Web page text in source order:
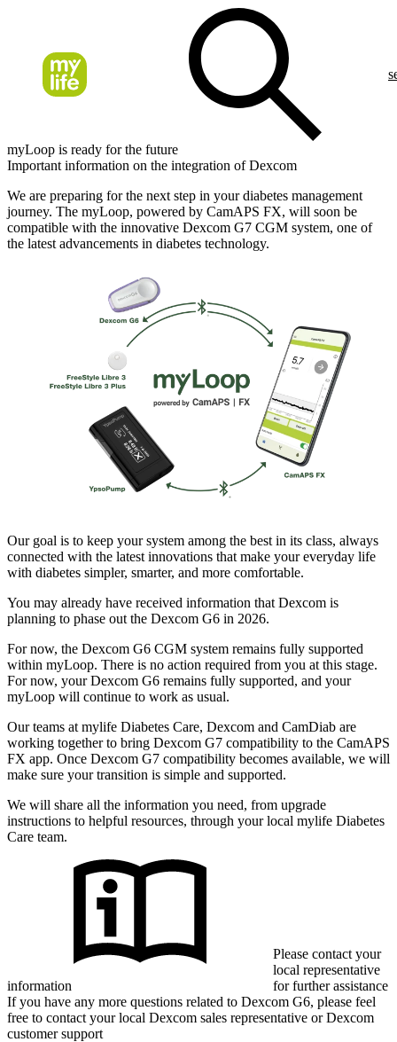
myLoop is ready for the future
Important information on the integration of Dexcom
We are preparing for the next step in your diabetes management
journey. The myLoop, powered by CamAPS FX, will soon be
compatible with the innovative Dexcom G7 CGM system, one of
the latest advancements in diabetes technology.
Our goal is to keep your system among the best in its class, always
connected with the latest innovations that make your everyday life
with diabetes simpler, smarter, and more comfortable.
You may already have received information that Dexcom is
planning to phase out the Dexcom G6 in 2026.
For now, the Dexcom G6 CGM system remains fully supported
within myLoop. There is no action required from you at this stage.
For now, your Dexcom G6 remains fully supported, and your
myLoop will continue to work as usual.
Our teams at mylife Diabetes Care, Dexcom and CamDiab are
working together to bring Dexcom G7 compatibility to the CamAPS
FX app. Once Dexcom G7 compatibility becomes available, we will
make sure your transition is simple and supported.
We will share all the information you need, from upgrade
instructions to helpful resources, through your local mylife Diabetes
Care team.
information
Please contact your
local representative
for further assistance
If you have any more questions related to Dexcom G6, please feel
free to contact your local Dexcom sales representative or Dexcom
customer support